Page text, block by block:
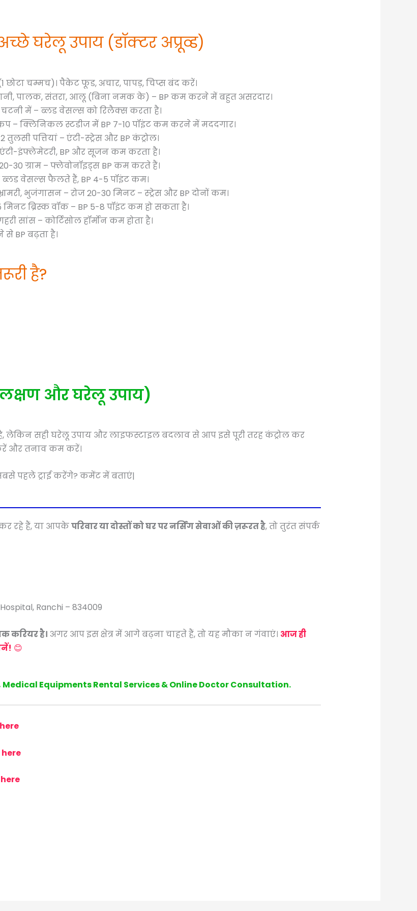
घरेलू उपाय (डॉक्टर अप्रूव्ड)
छोटा चम्मच)। पैकेट फूड, अचार, पापड़, चिप्स बंद करें।
पालक, संतरा, आलू (बिना नमक के) – BP कम करने में बहुत असरदार।
में – ब्लड वेसल्स को रिलैक्स करता है।
– क्लिनिकल स्टडीज में BP 7-10 पॉइंट कम करने में मददगार।
पत्तियां – एंटी-स्ट्रेस और BP कंट्रोल।
इंफ्लेमेटरी, BP और सूजन कम करता है।
30 ग्राम – फ्लेवोनॉइड्स BP कम करते हैं।
ब्लड वेसल्स फैलते हैं, BP 4-5 पॉइंट कम।
भुजंगासन – रोज 20-30 मिनट – स्ट्रेस और BP दोनों कम।
ब्रिस्क वॉक – BP 5-8 पॉइंट कम हो सकता है।
सांस – कोर्टिसोल हॉर्मोन कम होता है।
BP बढ़ता है।
है?
लक्षण और घरेलू उपाय)
लेकिन सही घरेलू उपाय और लाइफस्टाइल बदलाव से आप इसे पूरी तरह कंट्रोल कर
और तनाव कम करें।
पहले ट्राई करेंगे? कमेंट में बताएं|
रहे हैं, या आपकेपरिवार या दोस्तों को घर पर नर्सिंग सेवाओं की ज़रूरत है, तो तुरंत संपर्क
Ranchi – 834009
करियर है। अगर आप इस क्षेत्र में आगे बढ़ना चाहते हैं, तो यह मौका न गंवाएं। आज ही
😊
Medical Equipments Rental Services & Online Doctor Consultation.